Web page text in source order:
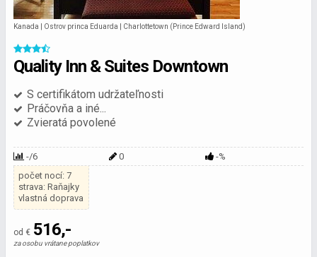
Kanada | Ostrov princa Eduarda | Charlottetown (Prince Edward Island)
Quality Inn & Suites Downtown
S certifikátom udržateľnosti
Práčovňa a iné...
Zvieratá povolené
-/6 0
-%
počet nocí: 7
strava: Raňajky
vlastná doprava
od € 516,-
za osobu vrátane poplatkov